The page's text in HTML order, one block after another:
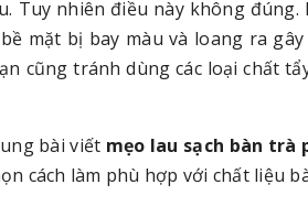
Tuy nhiên điều này không
mặt bị bay màu và loang ra
cũng tránh dùng các loại chất
bài viết mẹo lau sạch bàn trà
cách làm phù hợp với chất liệu